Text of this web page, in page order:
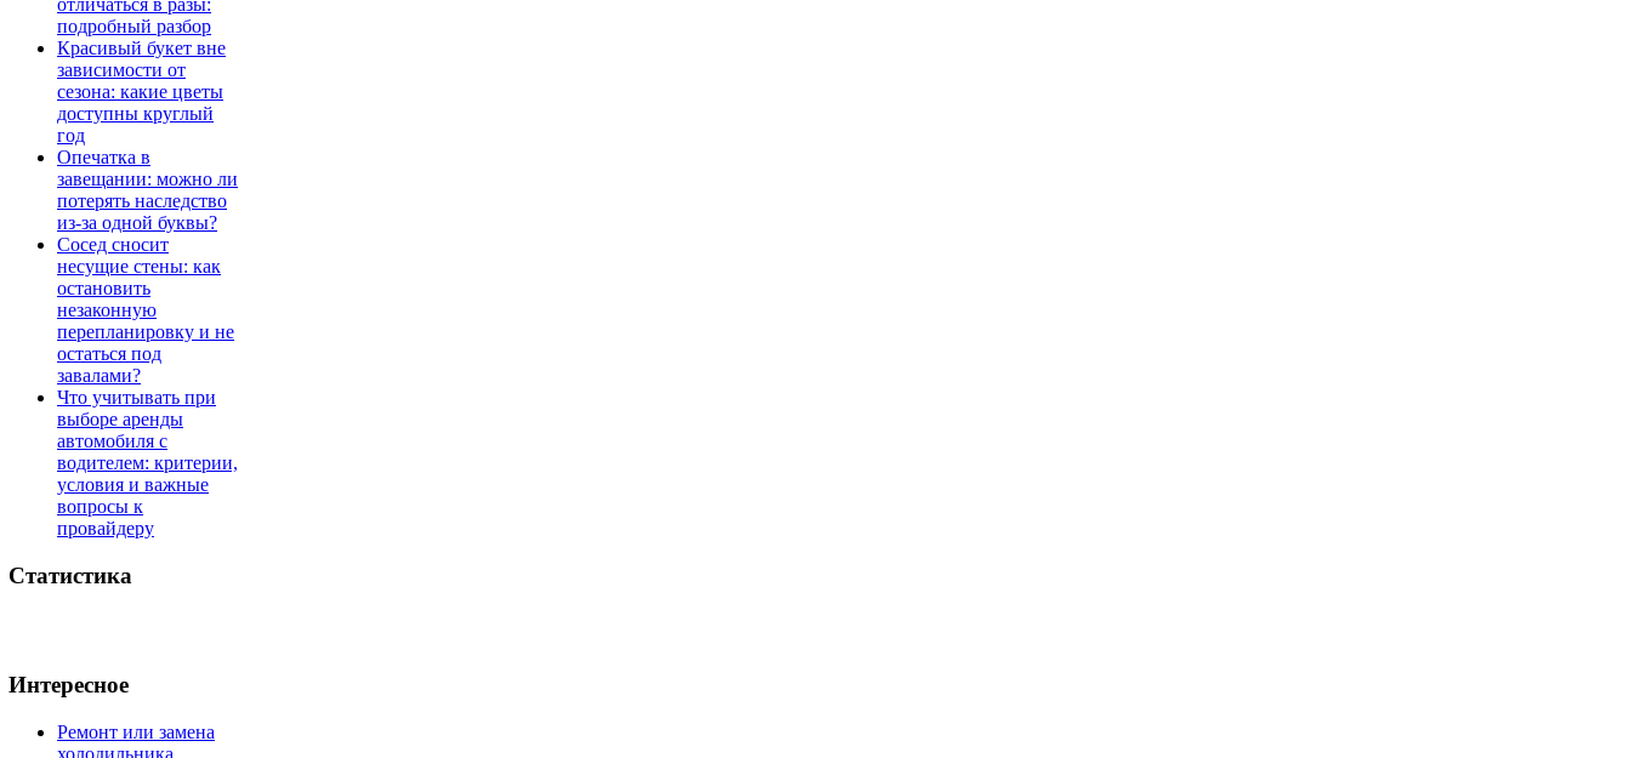
отличаться в разы:
подробный разбор
Красивый букет вне
зависимости от
сезона: какие цветы
доступны круглый
год
Опечатка в
завещании: можно ли
потерять наследство
из-за одной буквы?
Сосед сносит
несущие стены: как
остановить
незаконную
перепланировку и не
остаться под
завалами?
Что учитывать при
выборе аренды
автомобиля с
водителем: критерии,
условия и важные
вопросы к
провайдеру
Статистика
Интересное
Ремонт или замена